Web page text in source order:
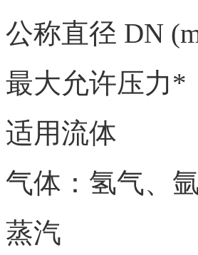
公称直径 DN
最大允许压力*
适用流体
气体：氢气、
蒸汽